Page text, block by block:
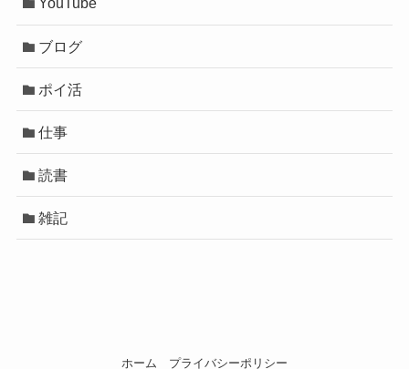
ブログ
ポイ活
仕事
読書
雑記
ホーム プライバシーポリシー